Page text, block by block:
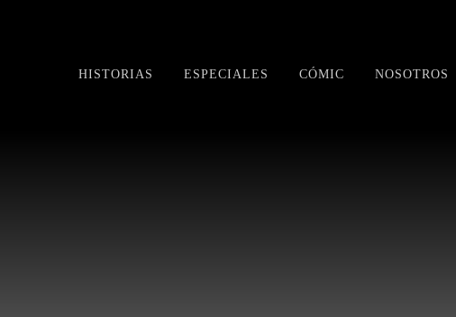
HISTORIAS ESPECIALES CÓMIC NOSOTROS